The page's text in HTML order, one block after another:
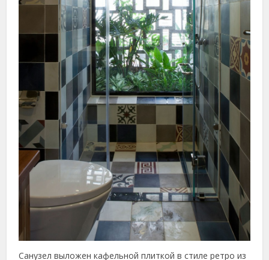
Санузел выложен кафельной плиткой в стиле ретро из